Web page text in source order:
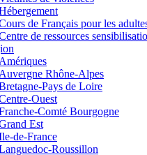
de Français pour les
de ressources
Amériques
Auvergne Rhône-Alpes
Pays de Loire
Ouest
Comté Bourgogne
Est
de-France
Roussillon